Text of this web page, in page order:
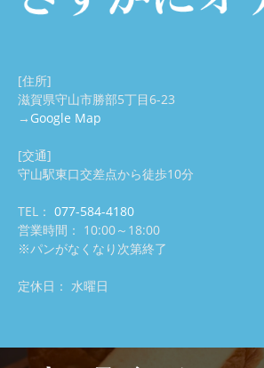
[住所]
滋賀県守山市勝部5丁目6-23
→ Google Map
[交通]
守山駅東口交差点から徒歩10分
TEL： 077-584-4180
営業時間： 10:00～18:00
※パンがなくなり次第終了
定休日： 水曜日